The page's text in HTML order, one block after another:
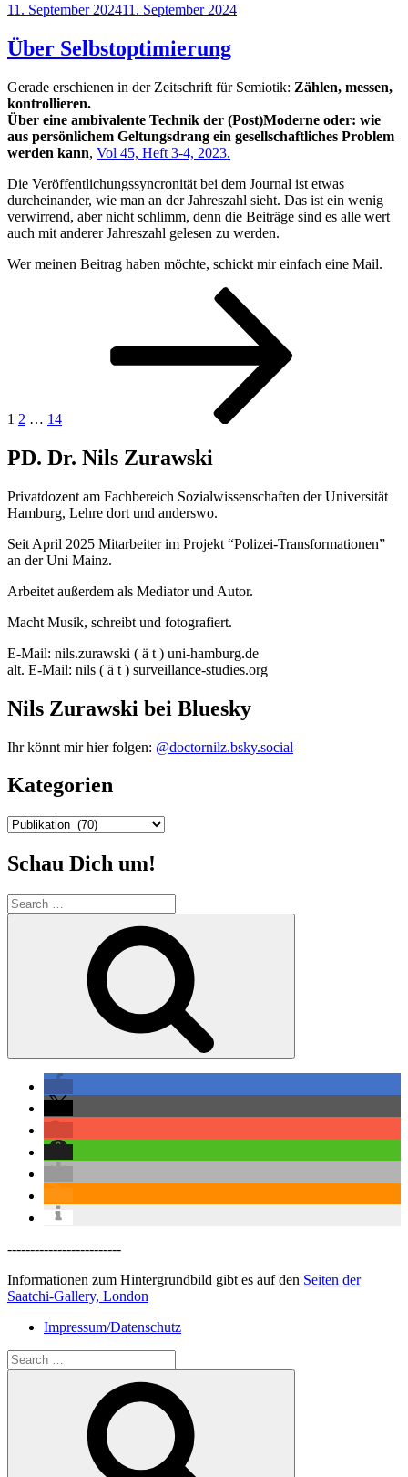
Posted
11. September 202411. September 2024
Über Selbstoptimierung
Gerade erschienen in der Zeitschrift für Semiotik: Zählen, messen,
kontrollieren.
Über eine ambivalente Technik der (Post)Moderne oder: wie
aus persönlichem Geltungsdrang ein gesellschaftliches Problem
werden kann, Vol 45, Heft 3-4, 2023.
Die Veröffentlichungssyncronität bei dem Journal ist etwas
durcheinander, wie man an der Jahreszahl sieht. Das ist ein wenig
verwirrend, aber nicht schlimm, denn die Beiträge sind es alle wert
auch mit anderer Jahreszahl gelesen zu werden.
Wer meinen Beitrag haben möchte, schickt mir einfach eine Mail.
1 2 … 14
PD. Dr. Nils Zurawski
Privatdozent am Fachbereich Sozialwissenschaften der Universität
Hamburg, Lehre dort und anderswo.
Seit April 2025 Mitarbeiter im Projekt “Polizei-Transformationen”
an der Uni Mainz.
Arbeitet außerdem als Mediator und Autor.
Macht Musik, schreibt und fotografiert.
E-Mail: nils.zurawski ( ä t ) uni-hamburg.de
alt. E-Mail: nils ( ä t ) surveillance-studies.org
Nils Zurawski bei Bluesky
Ihr könnt mir hier folgen: @doctornilz.bsky.social
Kategorien
Kategorien
Schau Dich um!
Search
for:
-------------------------
Informationen zum Hintergrundbild gibt es auf den Seiten der
Saatchi-Gallery, London
Impressum/Datenschutz
Search
for: